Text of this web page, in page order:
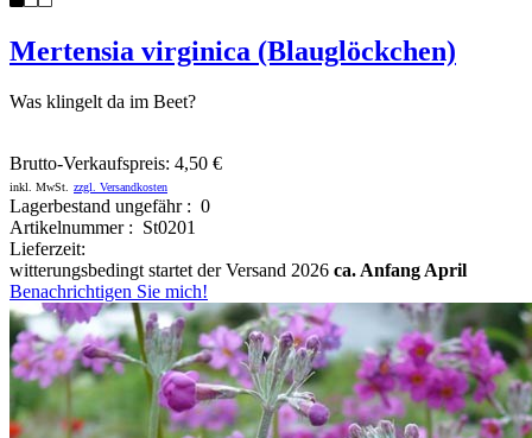
Mertensia virginica (Blauglöckchen)
Was klingelt da im Beet?
Brutto-Verkaufspreis: 4,50 €
inkl. MwSt. zzgl. Versandkosten
Lagerbestand ungefähr : 0
Artikelnummer : St0201
Lieferzeit:
witterungsbedingt startet der Versand 2026 ca. Anfang April
Benachrichtigen Sie mich!